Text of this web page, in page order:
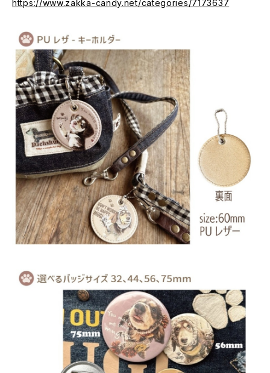
https://www.zakka-candy.net/categories/7173637